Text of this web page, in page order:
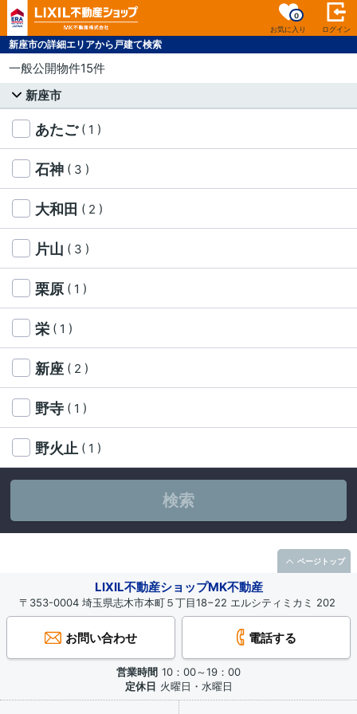
お気に入り
0
ログイン
新座市の詳細エリアから戸建て検索
一般公開物件15件
新座市
あたご ( 1 )
石神 ( 3 )
大和田 ( 2 )
片山 ( 3 )
栗原 ( 1 )
栄 ( 1 )
新座 ( 2 )
野寺 ( 1 )
野火止 ( 1 )
検索
LIXIL不動産ショップMK不動産
〒353-0004 埼玉県志木市本町５丁目18−22 エルシティミカミ 202
お問い合わせ 電話する
営業時間 10：00～19：00
定休日 火曜日・水曜日
ページトップ